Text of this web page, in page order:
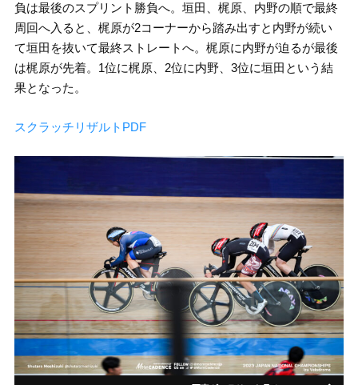
負は最後のスプリント勝負へ。垣田、梶原、内野の順で最終
周回へ入ると、梶原が2コーナーから踏み出すと内野が続い
て垣田を抜いて最終ストレートへ。梶原に内野が迫るが最後
は梶原が先着。1位に梶原、2位に内野、3位に垣田という結
果となった。
スクラッチリザルトPDF